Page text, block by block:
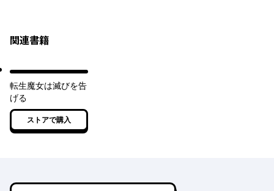
関連書籍
転生魔女は滅びを告
げる
ストアで購入